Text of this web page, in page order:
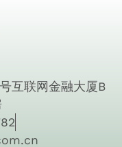
互联网金融大厦B